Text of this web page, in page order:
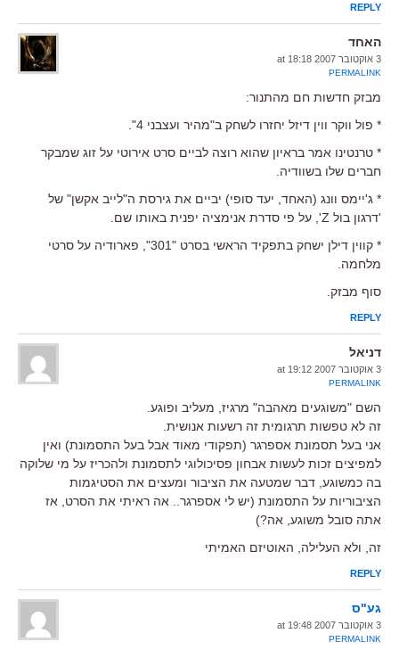
REPLY
האחד
3 אוקטובר 2007 at 18:18
PERMALINK
מבזק חדשות חם מהתנור:
* פול ווקר ווין דיזל יחזרו לשחק ב"מהיר ועצבני 4".
* טרנטינו אמר בראיון שהוא רוצה לביים סרט אירוטי על זוג שמבקר
חברים שלו בשוודיה.
* ג'יימס וונג (האחד, יעד סופי) יביים את גירסת ה"לייב אקשן" של
'דרגון בול Z', על פי סדרת אנימציה יפנית באותו שם.
* קווין דילן ישחק בתפקיד הראשי בסרט "301", פארודיה על סרטי
מלחמה.
סוף מבזק.
REPLY
דניאל
3 אוקטובר 2007 at 19:12
PERMALINK
השם "משוגעים מאהבה" מרגיז, מעליב ופוגע.
זה לא טפשות תרגומית זה רשעות אנושית.
אני בעל תסמונת אספרגר (תפקודי מאוד אבל בעל התסמונת) ואין
למפיצים זכות לעשות אבחון פסיכולוגי לתסמונת ולהכריז על מי שלוקה
בה כמשוגע, דבר שמטעה את הציבור ומעצים את הסטיגמות
הציבוריות על התסמונת (יש לי אספרגר.. אה ראיתי את הסרט, אז
אתה סובל משוגע, אה?)
זה, ולא העלילה, האוטיזם האמיתי
REPLY
גע"ס
3 אוקטובר 2007 at 19:48
PERMALINK